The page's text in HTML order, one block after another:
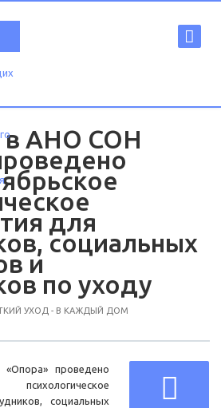
в АНО СОН
для
социальных
и
по уходу
УХОД - В КАЖДЫЙ ДОМ
проведено
социальных